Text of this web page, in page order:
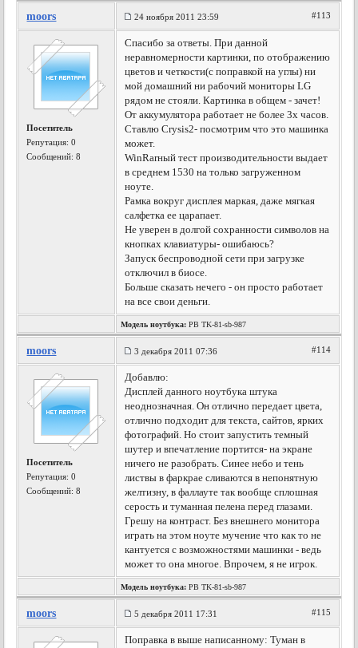
moors 24 ноября 2011 23:59 #113
Посетитель
Репутация:0
Сообщений: 8
Спасибо за ответы. При данной
неравномерности картинки, по отображению
цветов и четкости(с поправкой на углы) ни
мой домашний ни рабочий мониторы LG
рядом не стояли. Картинка в общем - зачет!
От аккумулятора работает не более 3х часов.
Ставлю Crysis2- посмотрим что это машинка
может.
WinRarный тест производительности выдает
в среднем 1530 на только загруженном
ноуте.
Рамка вокруг дисплея маркая, даже мягкая
салфетка ее царапает.
Не уверен в долгой сохранности символов на
кнопках клавиатуры- ошибаюсь?
Запуск беспроводной сети при загрузке
отключил в биосе.
Больше сказать нечего - он просто работает
на все свои деньги.
Модель ноутбука: PB TK-81-sb-987
moors 3 декабря 2011 07:36 #114
Посетитель
Репутация:0
Сообщений: 8
Добавлю:
Дисплей данного ноутбука штука
неоднозначная. Он отлично передает цвета,
отлично подходит для текста, сайтов, ярких
фотографий. Но стоит запустить темный
шутер и впечатление портится- на экране
ничего не разобрать. Синее небо и тень
листвы в фаркрае сливаются в непонятную
желтизну, в фаллауте так вообще сплошная
серость и туманная пелена перед глазами.
Грешу на контраст. Без внешнего монитора
играть на этом ноуте мучение что как то не
кантуется с возможностями машинки - ведь
может то она многое. Впрочем, я не игрок.
Модель ноутбука: PB TK-81-sb-987
moors 5 декабря 2011 17:31 #115
Поправка в выше написанному: Туман в